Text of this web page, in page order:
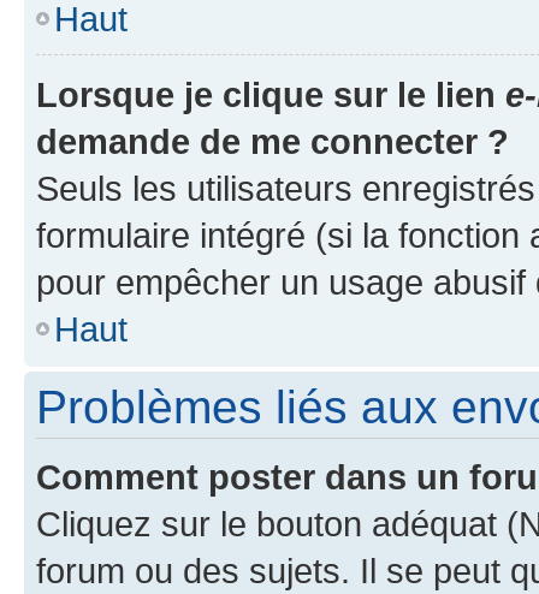
Haut
Lorsque je clique sur le lien
demande de me connecter ?
Seuls les utilisateurs
formulaire intégré (si la fonction
pour empêcher un usage
Haut
Problèmes liés aux
Comment poster dans un
Cliquez sur le bouton adéquat
forum ou des sujets. Il se peut